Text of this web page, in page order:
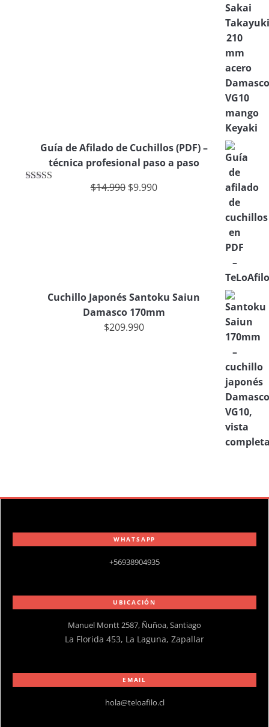
Guía de Afilado de Cuchillos (PDF) –
técnica profesional paso a paso
$14.990 $9.990
Cuchillo Japonés Santoku Saiun
Damasco 170mm
$209.990
WHATSAPP
+56938904935
UBICACIÓN
Manuel Montt 2587, Ñuñoa, Santiago
La Florida 453, La Laguna, Zapallar
EMAIL
hola@teloafilo.cl